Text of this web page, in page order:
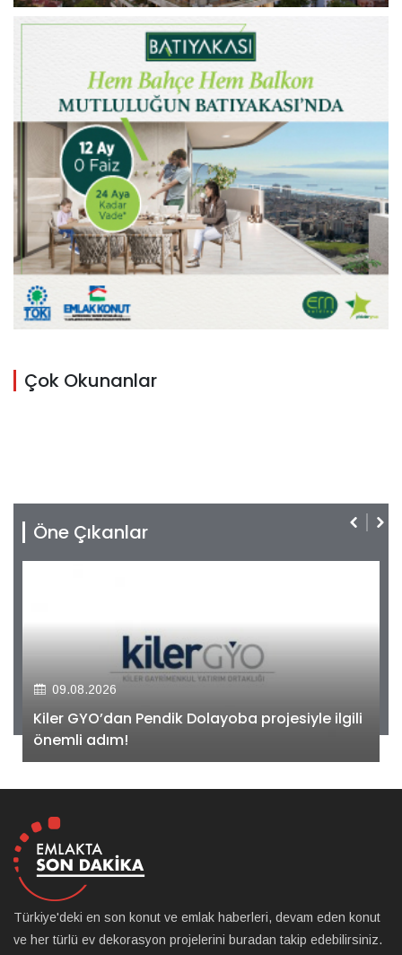
Çok Okunanlar
Öne Çıkanlar
09.08.2026
Kiler GYO’dan Pendik Dolayoba projesiyle ilgili
önemli adım!
Türkiye'deki en son konut ve emlak haberleri, devam eden konut
ve her türlü ev dekorasyon projelerini buradan takip edebilirsiniz.